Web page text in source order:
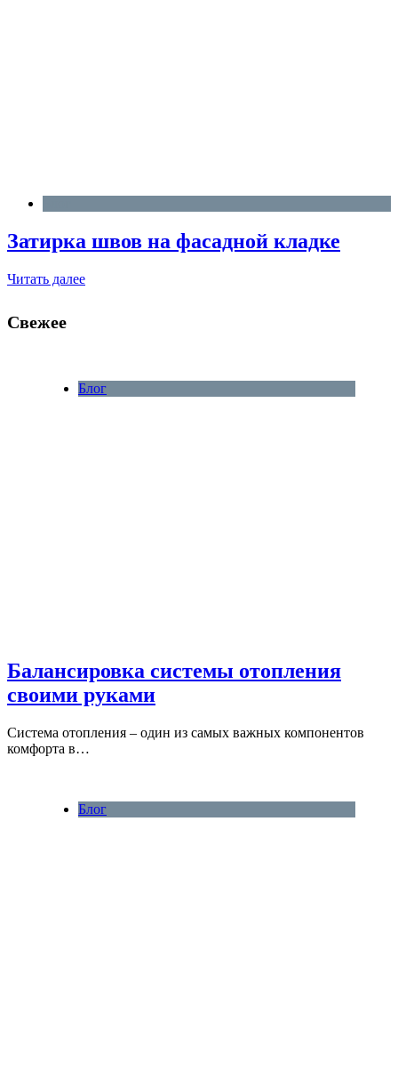
Затирка швов на фасадной кладке
Читать далее
Свежее
Блог
Балансировка системы отопления
своими руками
Система отопления – один из самых важных компонентов
комфорта в…
Блог